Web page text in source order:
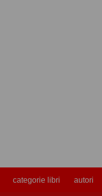
categorie libri autori